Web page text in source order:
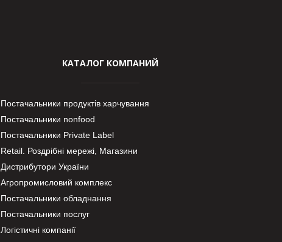
КАТАЛОГ КОМПАНИЙ
Постачальники продуктів харчування
Постачальники nonfood
Постачальники Private Label
Retail. Роздрібні мережі, Магазини
Дистрибутори України
Агропромисловий комплекс
Постачальники обладнання
Постачальники послуг
Логістичні компанії